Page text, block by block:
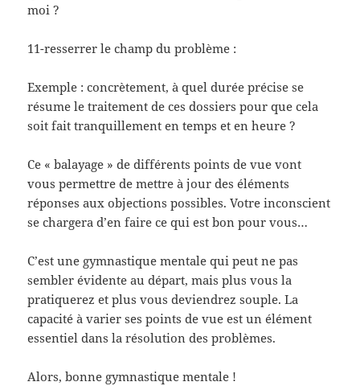
moi ?
11-resserrer le champ du problème :
Exemple : concrètement, à quel durée précise se
résume le traitement de ces dossiers pour que cela
soit fait tranquillement en temps et en heure ?
Ce « balayage » de différents points de vue vont
vous permettre de mettre à jour des éléments
réponses aux objections possibles. Votre inconscient
se chargera d’en faire ce qui est bon pour vous…
C’est une gymnastique mentale qui peut ne pas
sembler évidente au départ, mais plus vous la
pratiquerez et plus vous deviendrez souple. La
capacité à varier ses points de vue est un élément
essentiel dans la résolution des problèmes.
Alors, bonne gymnastique mentale !